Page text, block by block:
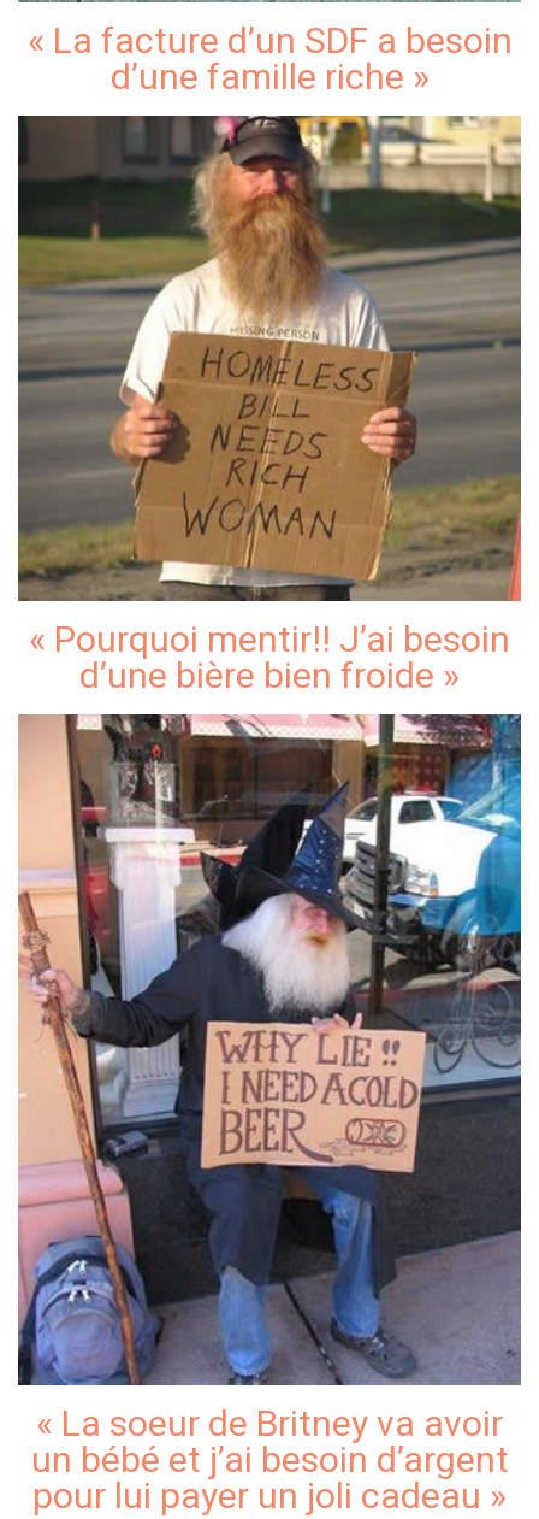
« La facture d’un SDF a besoin
d’une famille riche »
« Pourquoi mentir!! J’ai besoin
d’une bière bien froide »
« La soeur de Britney va avoir
un bébé et j’ai besoin d’argent
pour lui payer un joli cadeau »